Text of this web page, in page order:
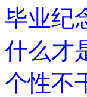
毕业纪
什么才
个性不